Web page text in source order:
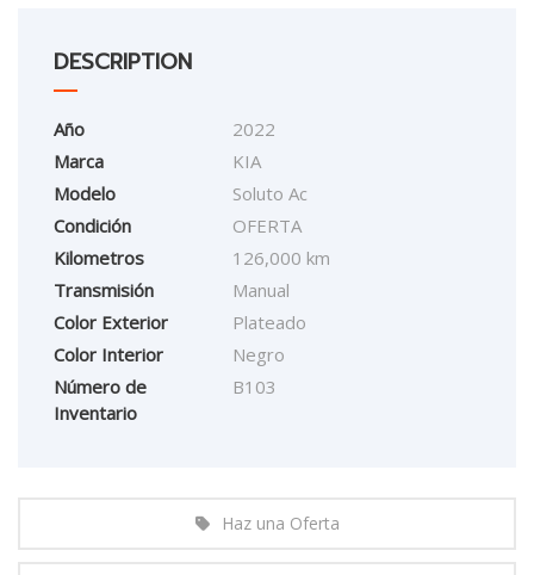
DESCRIPTION
Año
2022
Marca
KIA
Modelo
Soluto Ac
Condición
OFERTA
Kilometros
126,000 km
Transmisión
Manual
Color Exterior
Plateado
Color Interior
Negro
Número de
Inventario
B103
Haz una Oferta